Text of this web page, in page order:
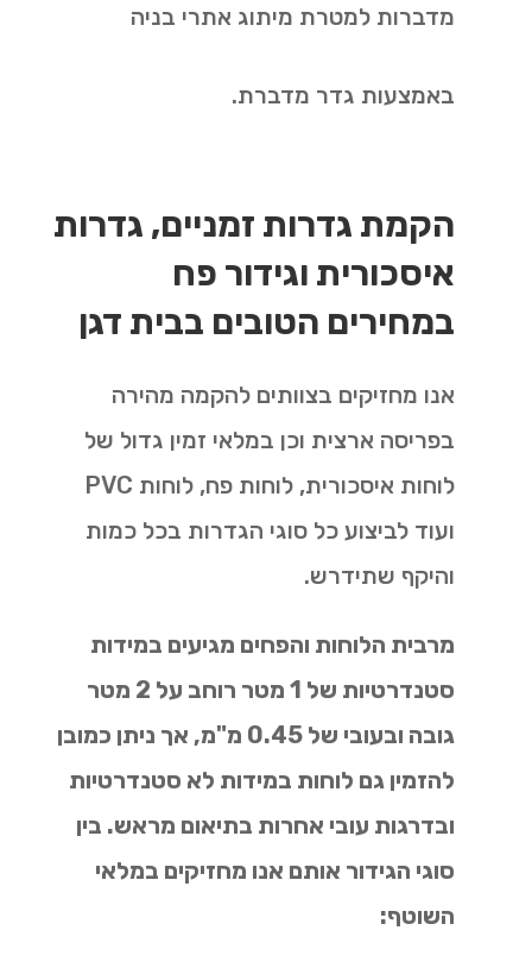
מדברות למטרת מיתוג אתרי בניה
באמצעות גדר מדברת.
הקמת גדרות זמניים, גדרות
איסכורית וגידור פח
במחירים הטובים בבית דגן
אנו מחזיקים בצוותים להקמה מהירה
בפריסה ארצית וכן במלאי זמין גדול של
לוחות איסכורית, לוחות פח, לוחות PVC
ועוד לביצוע כל סוגי הגדרות בכל כמות
והיקף שתידרש.
מרבית הלוחות והפחים מגיעים במידות
סטנדרטיות של 1 מטר רוחב על 2 מטר
גובה ובעובי של 0.45 מ"מ, אך ניתן כמובן
להזמין גם לוחות במידות לא סטנדרטיות
ובדרגות עובי אחרות בתיאום מראש. בין
סוגי הגידור אותם אנו מחזיקים במלאי
השוטף: